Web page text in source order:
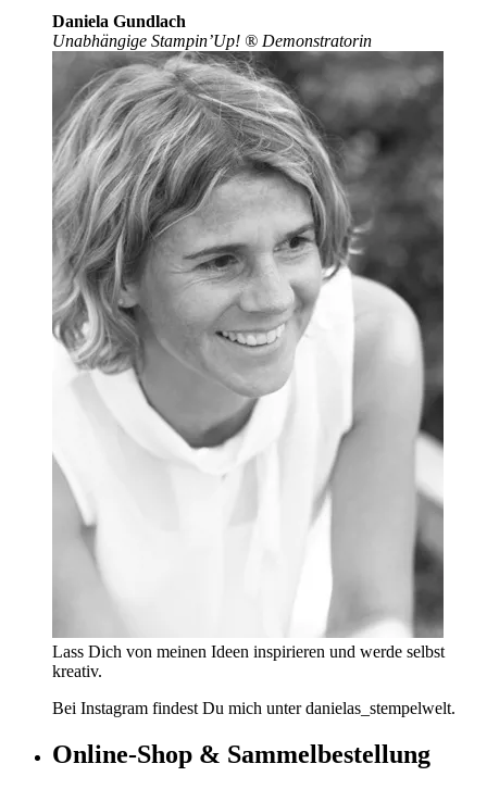
Daniela Gundlach
Unabhängige Stampin’Up! ® Demonstratorin
Lass Dich von meinen Ideen inspirieren und werde selbst
kreativ.
Bei Instagram findest Du mich unter danielas_stempelwelt.
Online-Shop & Sammelbestellung